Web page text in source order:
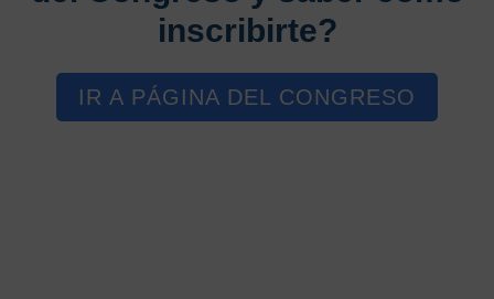
inscribirte?
IR A PÁGINA DEL CONGRESO